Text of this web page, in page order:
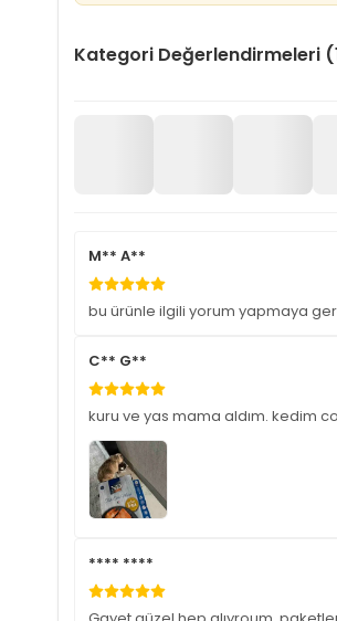
Kategori Değerlendirmeleri
M** A**
bu ürünle ilgili yorum yapmaya
C** G**
kuru ve yas mama aldım. kedim
**** ****